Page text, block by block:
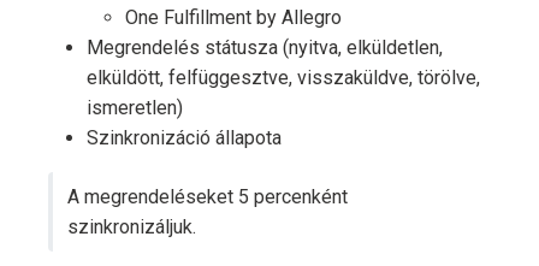
One Fulfillment by Allegro
Megrendelés státusza (nyitva, elküldetlen,
elküldött, felfüggesztve, visszaküldve, törölve,
ismeretlen)
Szinkronizáció állapota
A megrendeléseket 5 percenként
szinkronizáljuk.